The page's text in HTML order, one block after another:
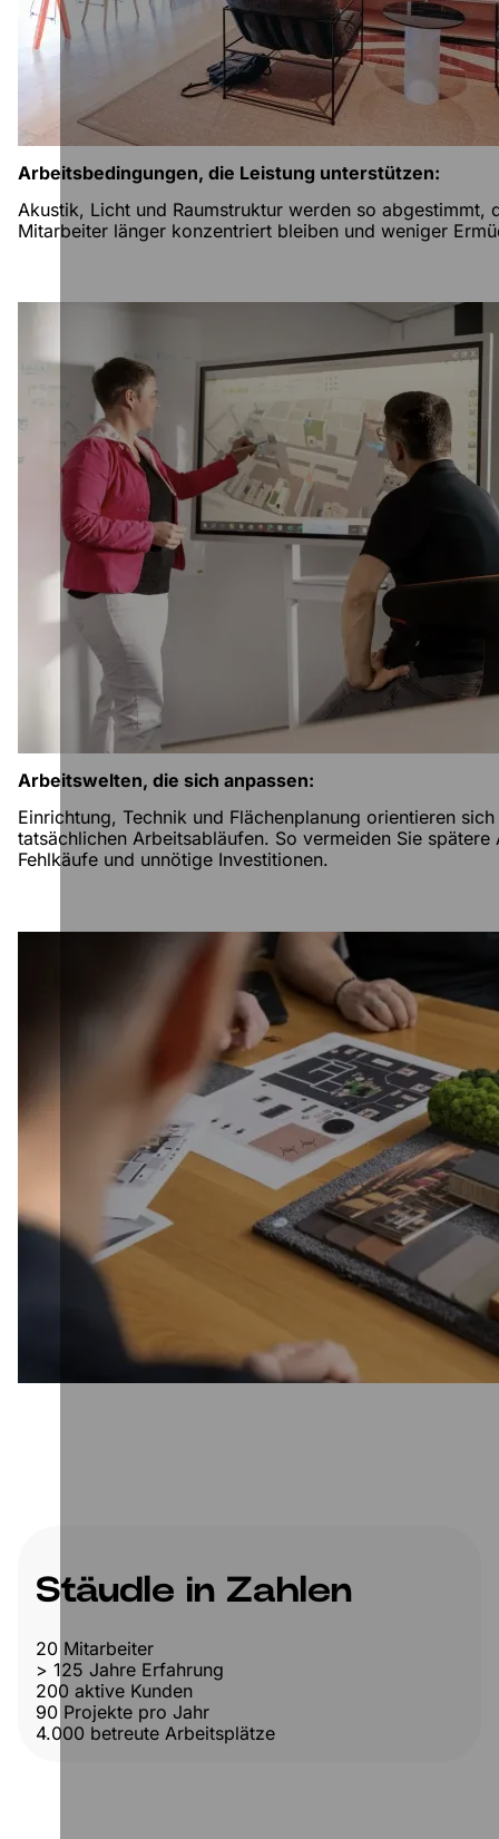
Arbeitsbedingungen, die Leistung unterstützen:
Akustik, Licht und Raumstruktur werden so abgestimmt,
Mitarbeiter länger konzentriert bleiben und weniger
Arbeitswelten, die sich anpassen:
Einrichtung, Technik und Flächenplanung orientieren sich
tatsächlichen Arbeitsabläufen. So vermeiden Sie spätere
Fehlkäufe und unnötige Investitionen.
Stäudle in Zahlen
20 Mitarbeiter
> 125 Jahre Erfahrung
200 aktive Kunden
90 Projekte pro Jahr
4.000 betreute Arbeitsplätze